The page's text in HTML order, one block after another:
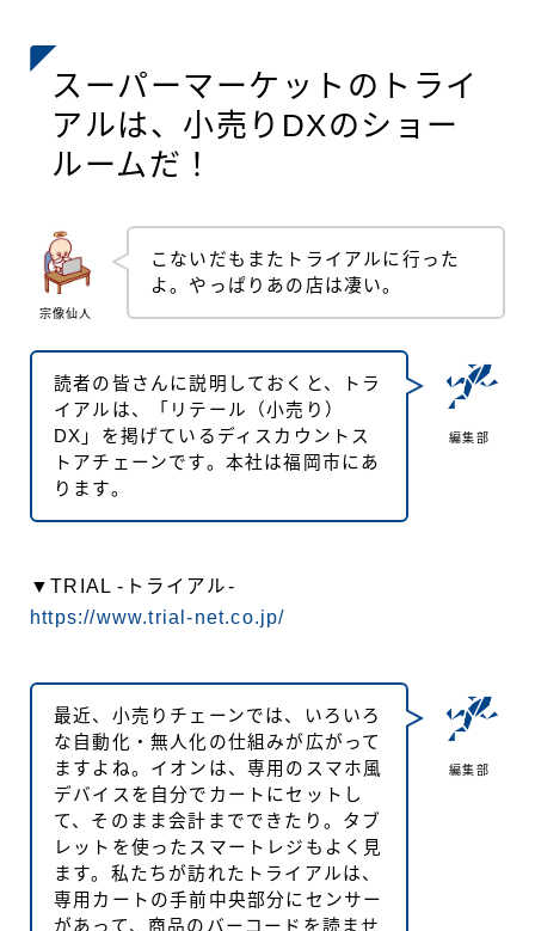
スーパーマーケットのトライ
アルは、小売りDXのショー
ルームだ！
宗像仙人
こないだもまたトライアルに行った
よ。やっぱりあの店は凄い。
編集部
読者の皆さんに説明しておくと、トラ
イアルは、「リテール（小売り）
DX」を掲げているディスカウントス
トアチェーンです。本社は福岡市にあ
ります。
▼TRIAL -トライアル-
https://www.trial-net.co.jp/
編集部
最近、小売りチェーンでは、いろいろ
な自動化・無人化の仕組みが広がって
ますよね。イオンは、専用のスマホ風
デバイスを自分でカートにセットし
て、そのまま会計までできたり。タブ
レットを使ったスマートレジもよく見
ます。私たちが訪れたトライアルは、
専用カートの手前中央部分にセンサー
があって、商品のバーコードを読ませ